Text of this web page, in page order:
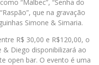
“Malbec”, “Senha do
que na gravação
Simone & Simaria.
R$ 30,00 e R$120,00, o
& Diego disponibilizará ao
open bar. O evento é uma